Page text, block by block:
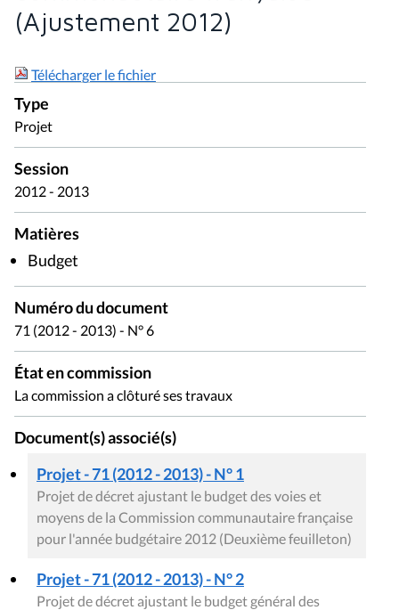
(Ajustement 2012)
Télécharger le fichier
Type
Projet
Session
2012 - 2013
Matières
Budget
Numéro du document
71 (2012 - 2013) - N° 6
État en commission
La commission a clôturé ses travaux
Document(s) associé(s)
Projet - 71 (2012 - 2013) - N° 1
Projet de décret ajustant le budget des voies et
moyens de la Commission communautaire française
pour l'année budgétaire 2012 (Deuxième feuilleton)
Projet - 71 (2012 - 2013) - N° 2
Projet de décret ajustant le budget général des